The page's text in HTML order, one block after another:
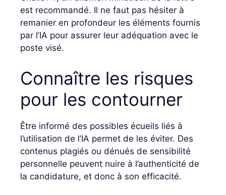
est recommandé. Il ne faut pas hésiter à
remanier en profondeur les éléments fournis
par l’IA pour assurer leur adéquation avec le
poste visé.
Connaître les risques
pour les contourner
Être informé des possibles écueils liés à
l’utilisation de l’IA permet de les éviter. Des
contenus plagiés ou dénués de sensibilité
personnelle peuvent nuire à l’authenticité de
la candidature, et donc à son efficacité.